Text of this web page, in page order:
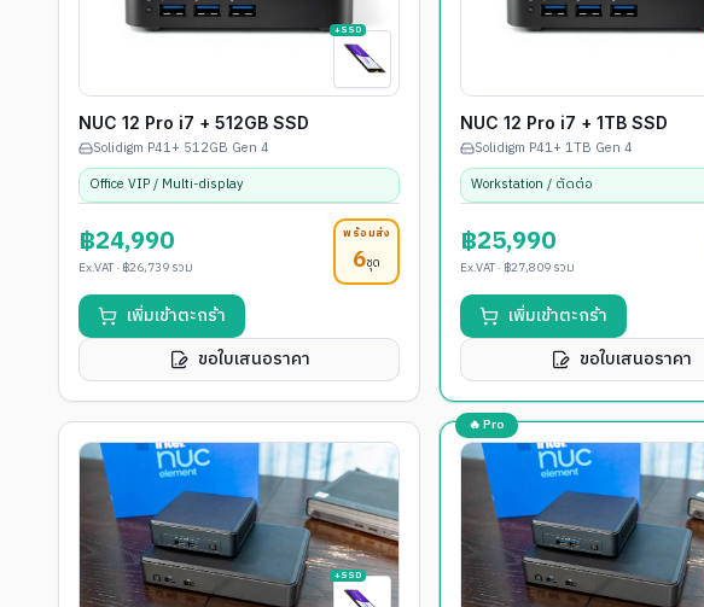
+SSD
NUC 12 Pro i7 + 512GB SSD
Solidigm P41+ 512GB Gen 4
Office VIP / Multi-display
฿24,990
Ex.VAT · ฿26,739รวม
พร้อมส่ง
6ชุด
เพิ่มเข้าตะกร้า
ขอใบเสนอราคา
NUC 12 Pro i7 + 1TB SSD
Solidigm P41+ 1TB Gen 4
Workstation / ตัดต่อ
฿25,990
Ex.VAT · ฿27,809รวม
เพิ่มเข้าตะกร้า
ขอใบเสนอราคา
+SSD
🔥 Pro